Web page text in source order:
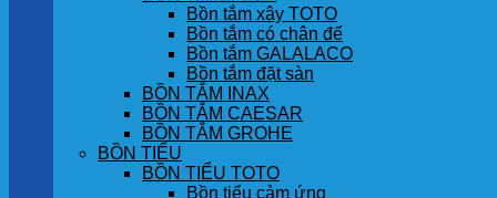
Bồn tắm xây TOTO
Bồn tắm có chân đế
Bồn tắm GALALACO
Bồn tắm đặt sàn
BỒN TẮM INAX
BỒN TẮM CAESAR
BỒN TẮM GROHE
BỒN TIỂU
BỒN TIỂU TOTO
Bồn tiểu cảm ứng